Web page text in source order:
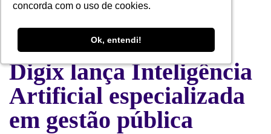
concorda com o uso de cookies.
Ok, entendi!
concorda com o uso de cookies.
Ok, entendi!
Digix lança Inteligência
Artificial especializada
em gestão pública